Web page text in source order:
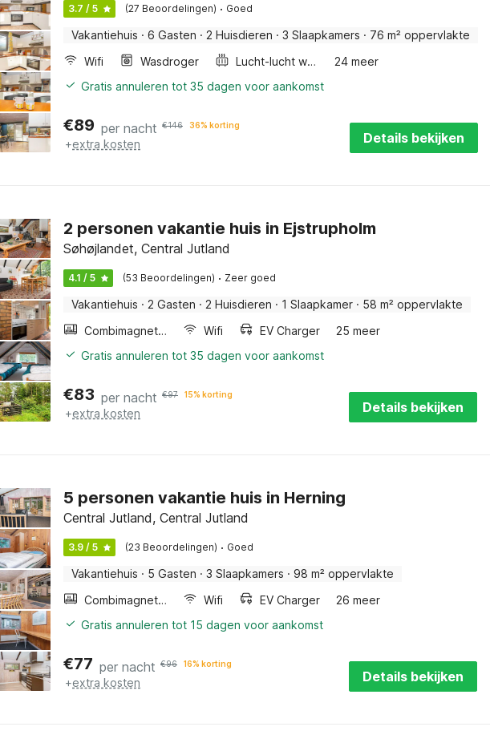
3.7 / 5 (27 Beoordelingen) · Goed
Vakantiehuis · 6 Gasten · 2 Huisdieren · 3 Slaapkamers · 76 m² oppervlakte
Wifi
Wasdroger Lucht-lucht warmtepomp
24 meer
Gratis annuleren tot 35 dagen voor aankomst
€89 per nacht €146 36% korting
+extra kosten Details bekijken
2 personen vakantie huis in Ejstrupholm
Søhøjlandet, Central Jutland
4.1 / 5 (53 Beoordelingen) · Zeer goed
Vakantiehuis · 2 Gasten · 2 Huisdieren · 1 Slaapkamer · 58 m² oppervlakte
Combimagnetron
Wifi EV Charger
25 meer
Gratis annuleren tot 35 dagen voor aankomst
€83 per nacht €97 15% korting
+extra kosten Details bekijken
5 personen vakantie huis in Herning
Central Jutland, Central Jutland
3.9 / 5 (23 Beoordelingen) · Goed
Vakantiehuis · 5 Gasten · 3 Slaapkamers · 98 m² oppervlakte
Combimagnetron
Wifi EV Charger
26 meer
Gratis annuleren tot 15 dagen voor aankomst
€77 per nacht €96 16% korting
+extra kosten Details bekijken